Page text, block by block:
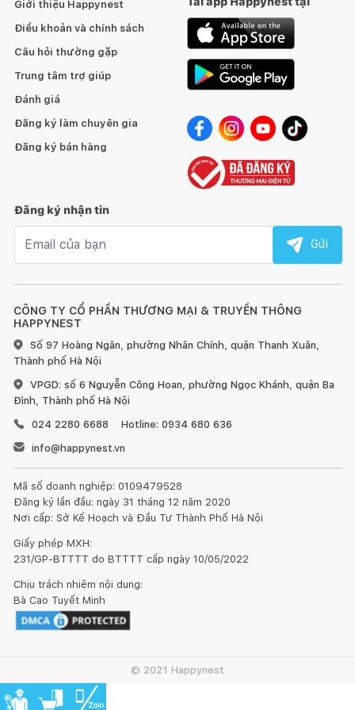
thước của sản phẩm. Ngoài ra, một số chi tiết có thể thay đổi
tùy thuộc vào nguồn cung cấp nguyên phụ liệu tại thời điểm
Hàng đặt đóng được làm thủ công nên mỗi sản phẩm được
coi là tác phẩm độc bản. Trân trọng cảm ơn Quý khách đã góp
phần bảo tồn và phát huy nghề mộc truyền thống của Việt
Nam.
HƯỚNG DẪN SỬ DỤNG, BẢO QUẢN:
Tránh để đồ quá nóng hoặc quá lạnh trực tiếp lên bề mặt
gỗ, hãy dùng miếng lót bên dưới.
Sử dụng vải khô để làm sạch bề mặt gỗ ngay khi bị bẩn.
dùng sáp và xi bóng gỗ để chà sạch và làm mới ít nhất 6 tháng
một lần.
Đồ nội thất bằng gỗ sẽ có sự khác nhau về vân gỗ hoặc
và tính thẩm mỹ của sản phẩm.
1. Đối với đồ gỗ ngoài trời:
Đồ gỗ đặt ở ngoài trời như ban công, trong vườn hay bên
cạnh bể bơi, nên chọn những vị trí không có ánh nắng trực
CÔNG TY CỔ PHẦN THƯƠNG MẠI & TRUYỀN THÔNG
HAPPYNEST
Số 97 Hoàng Ngân, phường Nhân Chính, quận Thanh Xuân,
Thành phố Hà Nội
VPGD: số 6 Nguyễn Công Hoan, phường Ngọc Khánh, quận Ba
Đình, Thành phố Hà Nội
024 2280 6688
Hotline: 0934 680 636
info@happynest.vn
Mã số doanh nghiệp: 0109479528
Đăng ký lần đầu: ngày 31 tháng 12 năm 2020
Nơi cấp: Sở Kế Hoạch và Đầu Tư Thành Phố Hà Nội
Giấy phép MXH:
231/GP-BTTTT do BTTTT cấp ngày 10/05/2022
Chịu trách nhiệm nội dung:
Bà Cao Tuyết Minh
Giới thiệu Happynest
Điều khoản và chính sách
Câu hỏi thường gặp
Trung tâm trợ giúp
Đánh giá
Đăng ký làm chuyên gia
Đăng ký bán hàng
Đăng ký nhận tin
Gửi
© 2021 Happynest